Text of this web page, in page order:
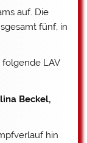
auf. Die
fünf, in
LAV
Beckel,
hin